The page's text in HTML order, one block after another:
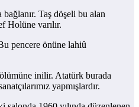
Taş döşeli bu alan
Holüne varılır.
pencere önüne lahiû
inilir. Atatürk burada
yapmışlardır.